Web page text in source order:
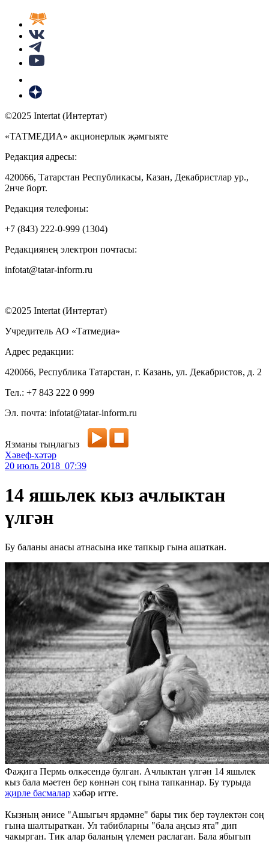
©2025 Intertat (Интертат)
«ТАТМЕДИА» акционерлык җәмгыяте
Редакция адресы:
420066, Татарстан Республикасы, Казан, Декабристлар ур.,
2нче йорт.
Редакция телефоны:
+7 (843) 222-0-999 (1304)
Редакциянең электрон почтасы:
infotat@tatar-inform.ru
©2025 Intertat (Интертат)
Учредитель АО «Татмедиа»
Адрес редакции:
420066, Республика Татарстан, г. Казань, ул. Декабристов, д. 2
Тел.: +7 843 222 0 999
Эл. почта: infotat@tatar-inform.ru
Язманы тыңлагыз
Хәвеф-хәтәр
20 июль 2018 07:39
14 яшьлек кыз ачлыктан
үлгән
Бу баланы анасы атнасына ике тапкыр гына ашаткан.
Фаҗига Пермь өлкәсендә булган. Ачлыктан үлгән 14 яшьлек
кыз бала мәетен бер көннән соң гына тапканнар. Бу турыда
җирле басмалар хәбәр итте.
Кызның әнисе "Ашыгыч ярдәмне" бары тик бер тәүлектән соң
гына шалтыраткан. Ул табибларны "бала аңсыз ята" дип
чакырган. Тик алар баланың үлемен раслаган. Бала ябыгып